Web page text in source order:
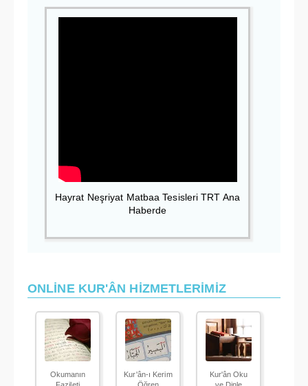
Hayrat Neşriyat Matbaa Tesisleri TRT Ana
Haberde
ONLİNE KUR'ÂN HİZMETLERİMİZ
Okumanın
Kur'ân-ı Kerim
Kur'ân Oku